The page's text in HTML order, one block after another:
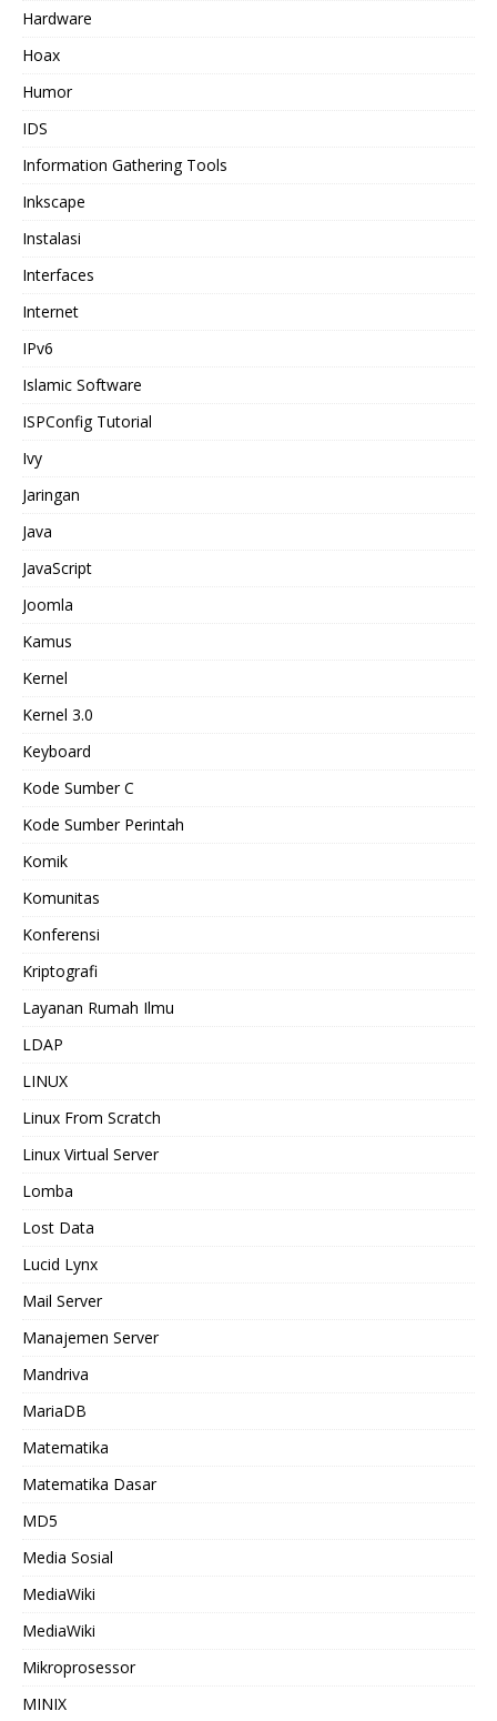
Hardware
Hoax
Humor
IDS
Information Gathering Tools
Inkscape
Instalasi
Interfaces
Internet
IPv6
Islamic Software
ISPConfig Tutorial
Ivy
Jaringan
Java
JavaScript
Joomla
Kamus
Kernel
Kernel 3.0
Keyboard
Kode Sumber C
Kode Sumber Perintah
Komik
Komunitas
Konferensi
Kriptografi
Layanan Rumah Ilmu
LDAP
LINUX
Linux From Scratch
Linux Virtual Server
Lomba
Lost Data
Lucid Lynx
Mail Server
Manajemen Server
Mandriva
MariaDB
Matematika
Matematika Dasar
MD5
Media Sosial
MediaWiki
MediaWiki
Mikroprosessor
MINIX